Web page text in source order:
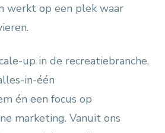
werkt op een plek waar
up in de recreatiebranche,
in-één
én een focus op
marketing. Vanuit ons